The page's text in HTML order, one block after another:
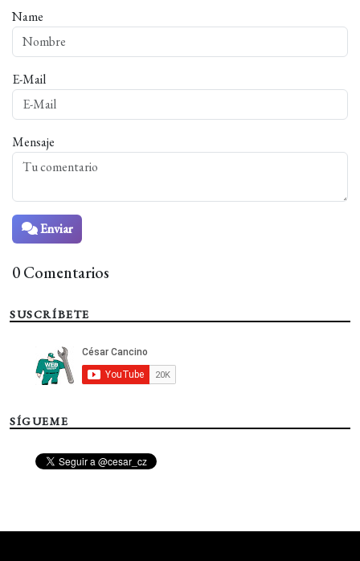
Name
E-Mail
Mensaje
Enviar
0 Comentarios
SUSCRÍBETE
SÍGUEME